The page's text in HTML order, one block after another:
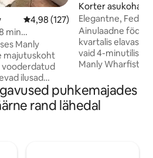
Keskmine hinnang 4,98/5, 127
4,98 (127)
min
rannast!
Manly
vooderdatud
ilusad
rahu ja
vaid mõne
mida
Korter asukohas
Elegantne,
Manly Wharf
Ainulaadne
kvartalis elavas
vaid 4-minutilise
Manly Wharfist ja
transpordile
kaugemale. Kogu korter privaatse välise
juurdepääsuga.
puhkemajades
rand lähedal